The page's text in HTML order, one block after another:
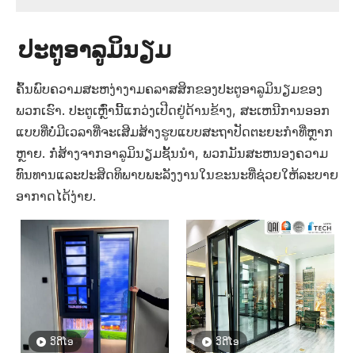
ປະຕູອາລູມິນຽມ
ຄົ້ນພົບຄວາມສະຫງ່າງາມຄລາສສິກຂອງປະຕູອາລູມິນຽມຂອງ
ພວກເຮົາ. ປະຕູເຫຼົ່ານີ້ແກວ່ງເປີດຢູ່ດ້ານຂ້າງ, ສະເຫນີການອອກ
ແບບທີ່ບໍ່ມີເວລາທີ່ຈະເສີມສ້າງຮູບແບບສະຖາປັດຕະຍະກໍາທີ່ຫຼາກ
ຫຼາຍ. ກໍ່ສ້າງຈາກອາລູມິນຽມຊັ້ນນໍາ, ພວກມັນສະຫນອງຄວາມ
ທົນທານແລະປະສິດທິພາບພະລັງງານໃນຂະນະທີ່ຊ່ວຍໃຫ້ລະບາຍ
ອາກາດໄດ້ງ່າຍ.
ວິດີໂອ ວິດີໂອ